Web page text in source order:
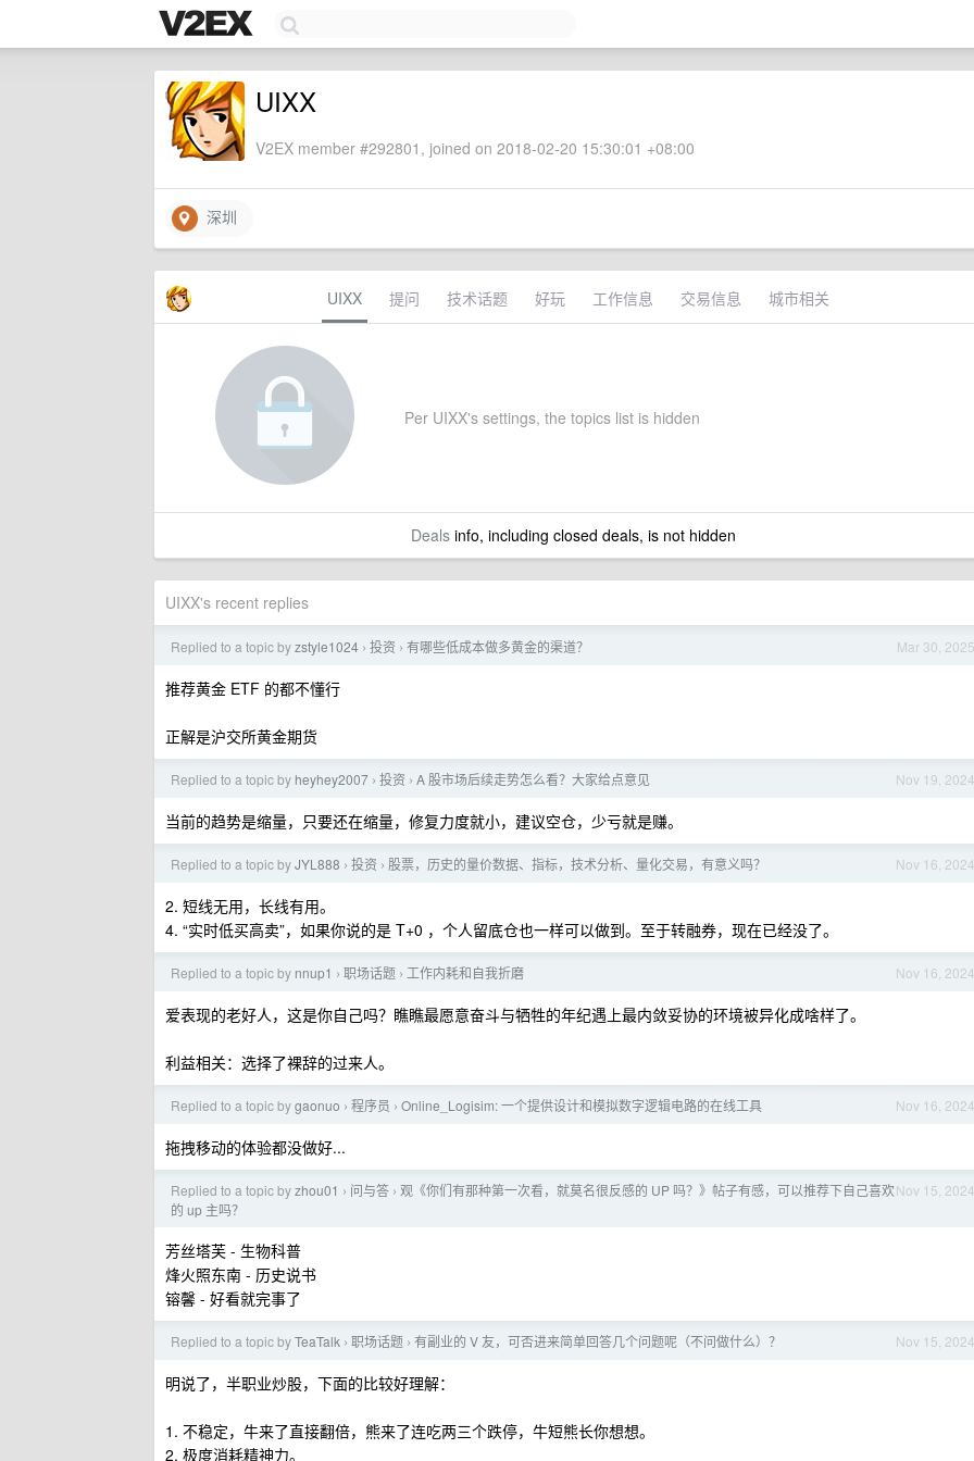
UIXX
V2EX member #292801, joined on 2018-02-20 15:30:01 +08:00
深圳
UIXX 提问 技术话题 好玩 工作信息 交易信息 城市相关
Per UIXX's settings, the topics list is hidden
Dealsinfo, including closed deals, is not hidden
UIXX's recent replies
Mar 30, 2025
Replied to a topic byzstyle1024 › 投资 › 有哪些低成本做多黄金的渠道？
推荐黄金 ETF 的都不懂行
正解是沪交所黄金期货
Nov 19, 2024
Replied to a topic by heyhey2007 › 投资 › A 股市场后续走势怎么看？大家给点意见
当前的趋势是缩量，只要还在缩量，修复力度就小，建议空仓，少亏就是赚。
Nov 16, 2024
Replied to a topic byJYL888 › 投资 › 股票，历史的量价数据、指标，技术分析、量化交易，有意义吗？
2. 短线无用，长线有用。
4. “实时低买高卖”，如果你说的是 T+0 ，个人留底仓也一样可以做到。至于转融券，现在已经没了。
Nov 16, 2024
Replied to a topic by nnup1 › 职场话题 › 工作内耗和自我折磨
爱表现的老好人，这是你自己吗？瞧瞧最愿意奋斗与牺牲的年纪遇上最内敛妥协的环境被异化成啥样了。
利益相关：选择了裸辞的过来人。
Nov 16, 2024
Replied to a topic bygaonuo › 程序员 › Online_Logisim: 一个提供设计和模拟数字逻辑电路的在线工具
拖拽移动的体验都没做好...
Nov 15, 2024
Replied to a topic byzhou01 › 问与答 › 观《你们有那种第一次看，就莫名很反感的 UP 吗？》帖子有感，可以推荐下自己喜欢
的 up 主吗？
芳丝塔芙 - 生物科普
烽火照东南 - 历史说书
镕馨 - 好看就完事了
Nov 15, 2024
Replied to a topic byTeaTalk › 职场话题 › 有副业的 V 友，可否进来简单回答几个问题呢（不问做什么）？
明说了，半职业炒股，下面的比较好理解：
1. 不稳定，牛来了直接翻倍，熊来了连吃两三个跌停，牛短熊长你想想。
2. 极度消耗精神力。